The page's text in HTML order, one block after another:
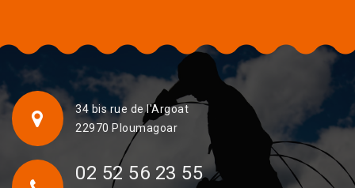
34 bis rue de l'Argoat
22970 Ploumagoar
02 52 56 23 55